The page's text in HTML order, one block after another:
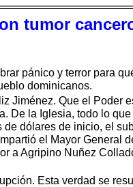
tumor
pánico y terror para
dominicanos.
Jiménez. Que el Poder
De la Iglesia, todo lo
dólares de inicio, el
el Mayor General
a Agripino Nuñez
Esta verdad se